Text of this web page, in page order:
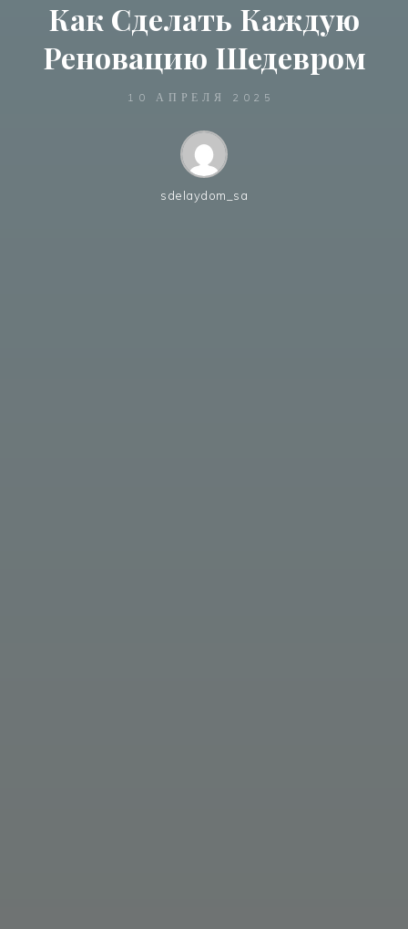
Как Сделать Каждую
Реновацию Шедевром
10 АПРЕЛЯ 2025
sdelaydom_sa